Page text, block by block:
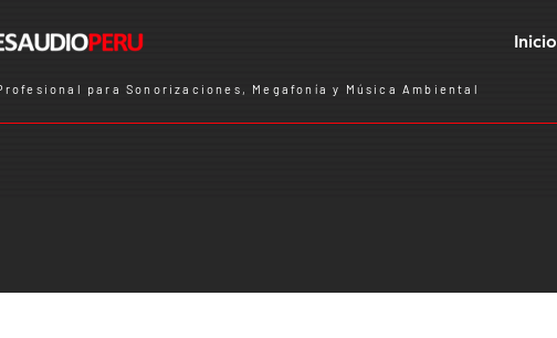
para Sonorizaciones, Megafonía y Música Ambiental
Inicio